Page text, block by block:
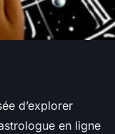
avec
d’explorer
en ligne